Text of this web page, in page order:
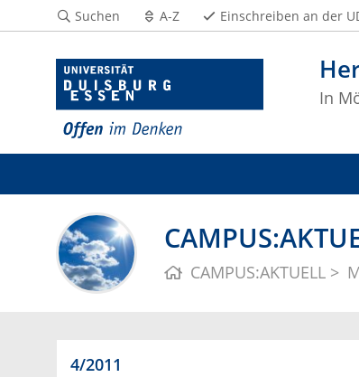
In
Suchen A-Z Einschreiben an der
CAMPUS:AKTUELL
4/2011